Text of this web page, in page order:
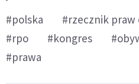
#polska
#rzecznik
#rpo
#kongres
#prawa